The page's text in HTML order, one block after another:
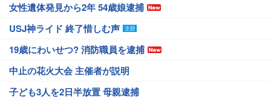
女性遺体発見から2年 54歳娘逮捕
USJ神ライド 終了惜しむ声
19歳にわいせつ? 消防職員を逮捕
中止の花火大会 主催者が説明
子ども3人を2日半放置 母親逮捕